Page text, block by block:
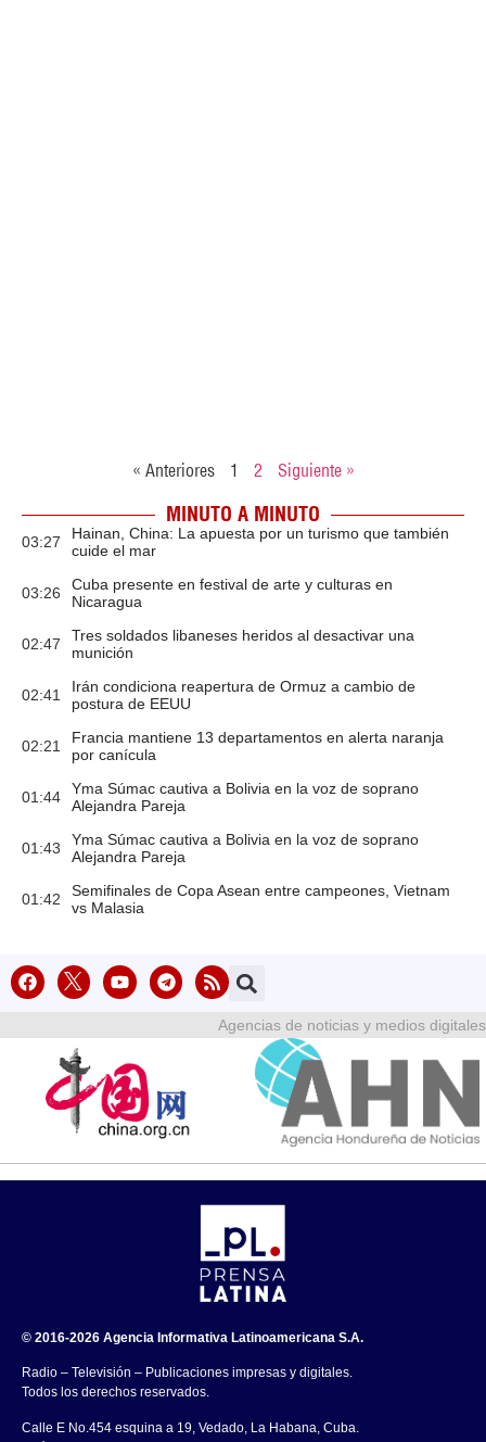
« Anteriores 1 2 Siguiente »
MINUTO A MINUTO
03:27
Hainan, China: La apuesta por un turismo que también
cuide el mar
03:26
Cuba presente en festival de arte y culturas en
Nicaragua
02:47
Tres soldados libaneses heridos al desactivar una
munición
02:41
Irán condiciona reapertura de Ormuz a cambio de
postura de EEUU
02:21
Francia mantiene 13 departamentos en alerta naranja
por canícula
01:44
Yma Súmac cautiva a Bolivia en la voz de soprano
Alejandra Pareja
01:43
Yma Súmac cautiva a Bolivia en la voz de soprano
Alejandra Pareja
01:42
Semifinales de Copa Asean entre campeones, Vietnam
vs Malasia
Agencias de noticias y medios digitales
© 2016-2026 Agencia Informativa Latinoamericana S.A.
Radio – Televisión – Publicaciones impresas y digitales.
Todos los derechos reservados.
Calle E No.454 esquina a 19, Vedado, La Habana, Cuba.